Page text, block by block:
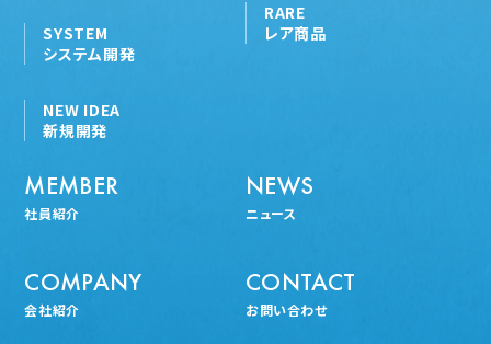
SYSTEM
システム開発
NEW IDEA
新規開発
RARE
レア商品
MEMBER
社員紹介
COMPANY
会社紹介
NEWS
ニュース
CONTACT
お問い合わせ